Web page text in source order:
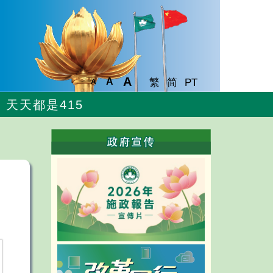
A A A 繁 简 PT
天天都是415